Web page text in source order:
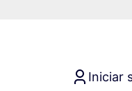
Iniciar